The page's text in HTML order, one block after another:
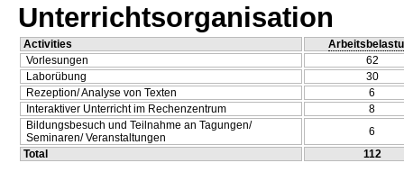
Unterrichtsorganisation
Activities
Vorlesungen
62
Laborübung
30
Rezeption/ Analyse von Texten
6
Interaktiver Unterricht im Rechenzentrum
8
Bildungsbesuch und Teilnahme an Tagungen/
Seminaren/ Veranstaltungen
6
Total
112